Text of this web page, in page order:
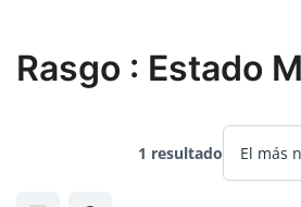
Rasgo : Estado
1 resultado